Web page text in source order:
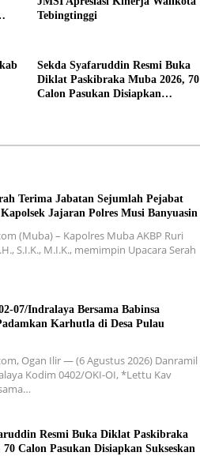
Tebingtinggi
Sekda Syafaruddin Resmi Buka
Diklat Paskibraka Muba 2026, 70
Calon Pasukan Disiapkan
Terima Jabatan Sejumlah Pejabat
Jajaran Polres Musi Banyuasin
(Muba) – Kapolres Muba AKBP Ruri
S.I.K., M.I.K., memimpin Upacara Serah
07/Indralaya Bersama Babinsa
Karhutla di Desa Pulau
Ogan Ilir — (6 Agustus 2026) Danramil
Kodim 0402/OKI-OI, *Lettu Kav
Resmi Buka Diklat Paskibraka
70 Calon Pasukan Disiapkan Sukseskan